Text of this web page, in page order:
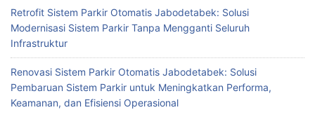
Retrofit Sistem Parkir Otomatis Jabodetabek: Solusi
Modernisasi Sistem Parkir Tanpa Mengganti Seluruh
Infrastruktur
Renovasi Sistem Parkir Otomatis Jabodetabek: Solusi
Pembaruan Sistem Parkir untuk Meningkatkan Performa,
Keamanan, dan Efisiensi Operasional